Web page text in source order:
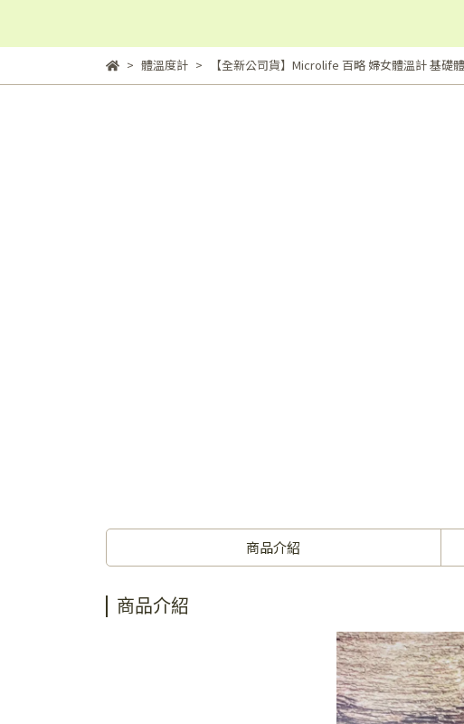
體溫度計 【全新公司貨】Microlife 百略 婦女體溫計 基礎
商品介紹
商品介紹